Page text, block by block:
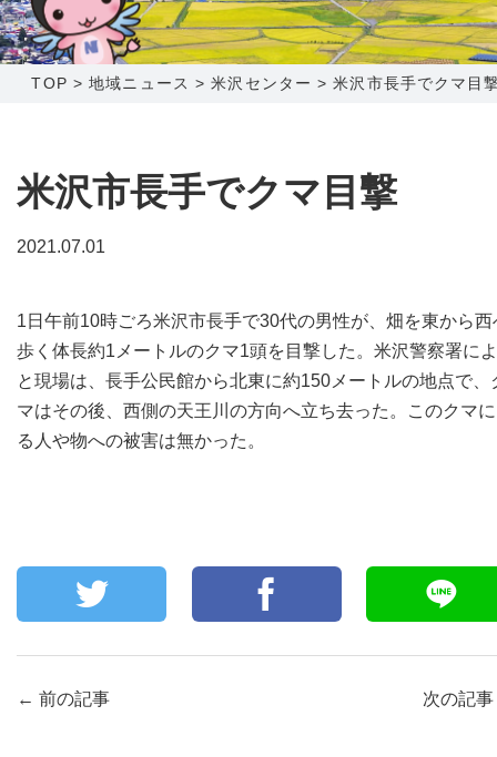
センター情報
採用情報
お問い合わせ
お申し込み
0238-24-2525
営業時間 9:00～18:00
1
0120-173-577
営業時間 9:15～18:00
〒041-0801
0138-34-2525
営業時間 9:00～18:00
〒950-1189
新潟県新潟市西区山田2310-39
025-210-1200
営業時間 9:00～18:00
TOP >地域ニュース >米沢センター >米沢市長手でクマ目
米沢市長手でクマ目撃
2021.07.01
1日午前10時ごろ米沢市長手で30代の男性が、畑を東から西
歩く体長約1メートルのクマ1頭を目撃した。米沢警察署に
と現場は、長手公民館から北東に約150メートルの地点で、
マはその後、西側の天王川の方向へ立ち去った。このクマ
る人や物への被害は無かった。
← 前の記事 次の記事